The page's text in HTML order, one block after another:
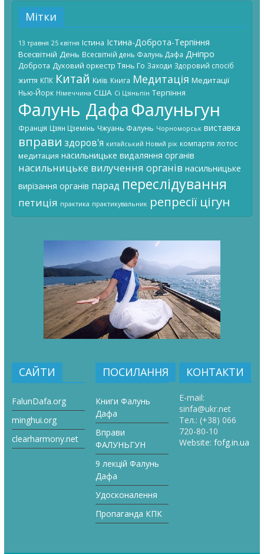
Мітки
13 травня 25 квітня Істина Істина-Доброта-Терпіння
Всесвітній День Всесвітній день Фалунь Дафа Дніпро
Доброта Духовий оркестр Тянь Го Заходи Здоровий спосіб
життя КПК Китай Київ Книга Медитація Медитації
Нью-Йорк Німеччина США Сі Цзіньпін Терпіння
Фалунь ДафаФалуньгун
Франція Цзян Цземінь Чжуань Фалунь Чорноморськ виставка
вправи здоров'я китайський Новий рік компартія лотос
медитация насильницьке видаляння органів
насильницьке вилучення органів насильницьке
вирізання органів парад переслідування
петиція практика практикувальник репресії цігун
САЙТИ
FalunDafa.org
minghui.org
clearharmony.net
ПОСИЛАННЯ
Книги Фалунь
Дафа
Вправи
ФАЛУНЬГУН
9 лекцій Фалунь
Дафа
Удосконалення
Пропаганда КПК
КОНТАКТИ
E-mail:
sinfa@ukr.net
Тел.: (+38) 066
720-80-10
Website:fofg.in.ua